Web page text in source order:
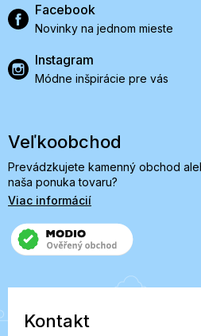
Facebook
Novinky na jednom mieste
Instagram
Módne inšpirácie pre vás
Veľkoobchod
Prevádzkujete kamenný obchod
naša ponuka tovaru?
Viac informácií
Kontakt